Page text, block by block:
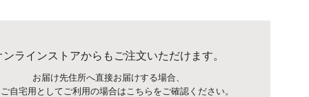
ンラインストアからもご注文いただけます。
お届け先住所へ直接お届けする場合、
自宅用としてご利用の場合はこちらをご確認ください。